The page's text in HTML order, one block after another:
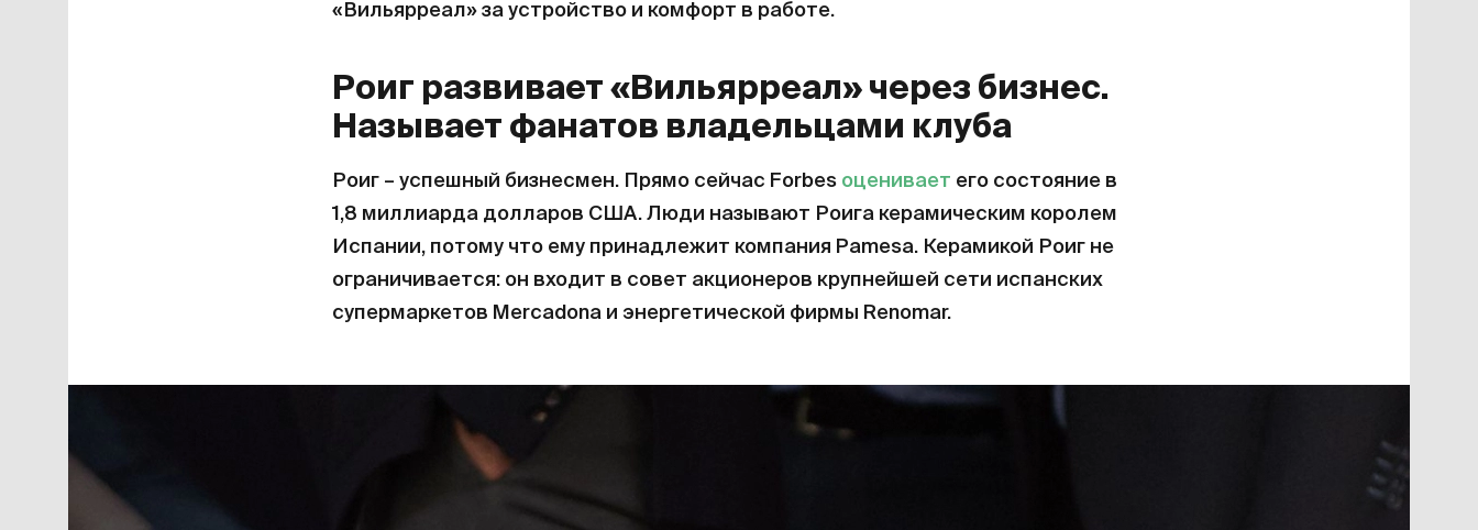
«Вильярреал» за устройство и комфорт в работе.
Роиг развивает «Вильярреал» через бизнес.
Называет фанатов владельцами клуба
Роиг – успешный бизнесмен. Прямо сейчас Forbes оценивает его состояние в
1,8 миллиарда долларов США. Люди называют Роига керамическим королем
Испании, потому что ему принадлежит компания Pamesa. Керамикой Роиг не
ограничивается: он входит в совет акционеров крупнейшей сети испанских
супермаркетов Mercadona и энергетической фирмы Renomar.